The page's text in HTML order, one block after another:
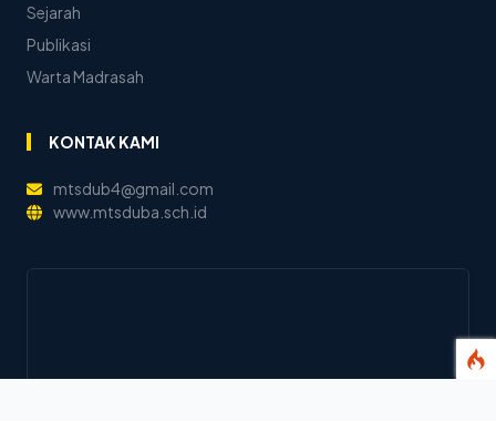
Sejarah
Publikasi
Warta Madrasah
KONTAK KAMI
mtsdub4@gmail.com
www.mtsduba.sch.id